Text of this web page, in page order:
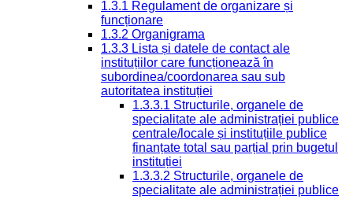
1.3.1 Regulament de organizare și
funcționare
1.3.2 Organigrama
1.3.3 Lista și datele de contact ale
instituțiilor care funcționează în
subordinea/coordonarea sau sub
autoritatea instituției
1.3.3.1 Structurile, organele de
specialitate ale administrației publice
centrale/locale și instituțiile publice
finanțate total sau parțial prin bugetul
instituției
1.3.3.2 Structurile, organele de
specialitate ale administrației publice